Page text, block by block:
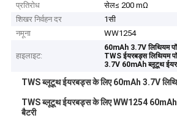
प्रतिरोध
सेल≤ 200 mΩ
शिखर निर्वहन दर
1सी
नमूना
WW1254
हाइलाइट:
60mAh 3.7V लिथियम
TWS ईयरबड्स लिथियम
3.7V 60mAh ब्लूटूथ
TWS ब्लूटूथ ईयरबड्स के लिए 60mAh 3.7V
TWS ब्लूटूथ ईयरबड्स के लिए WW1254 60mAh
बैटरी